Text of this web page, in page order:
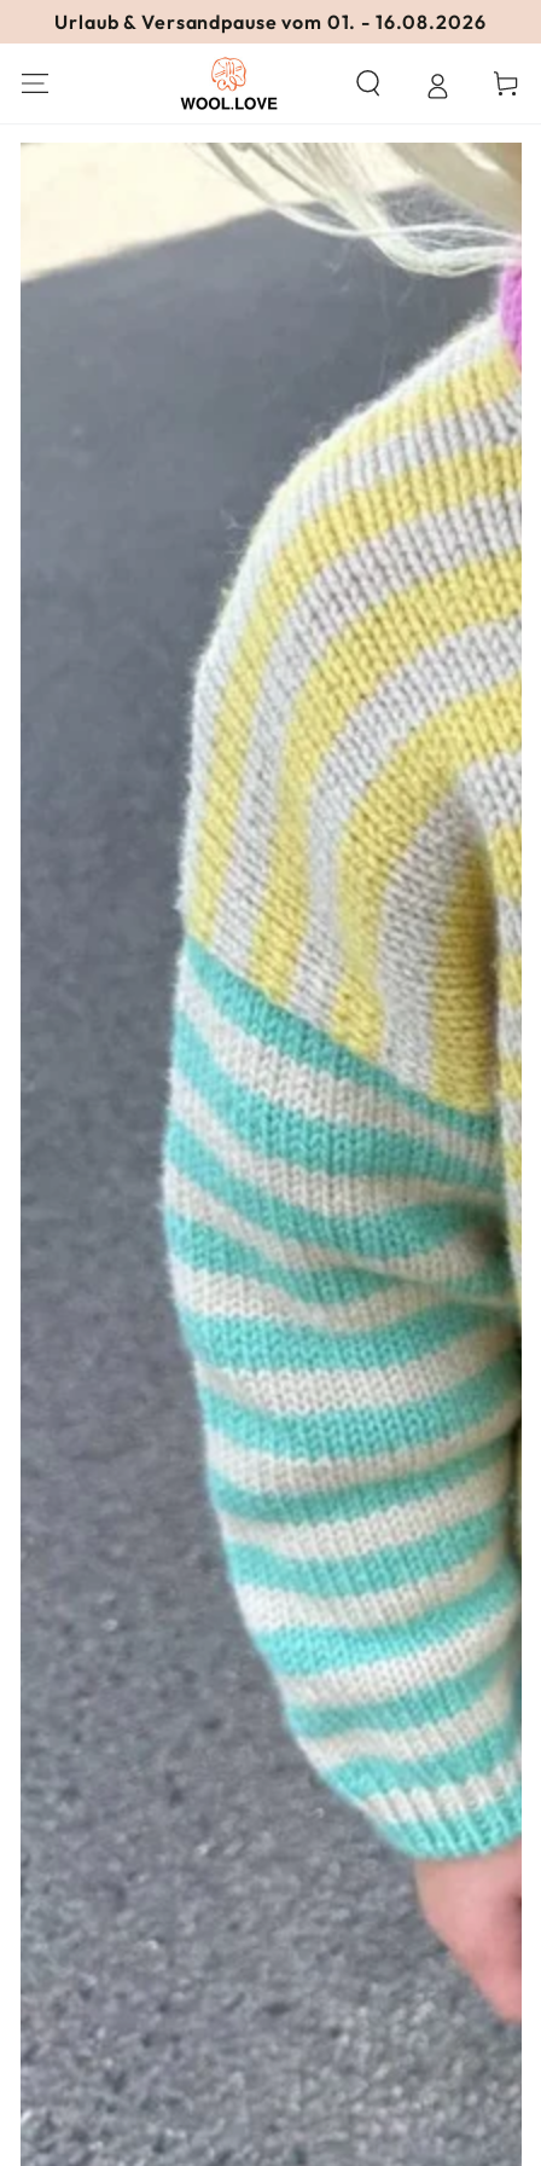
ZUM INHALT
SPRINGEN
Urlaub & Versandpause vom 01. - 16.08.2026
PRODUKTINFORMATIONEN